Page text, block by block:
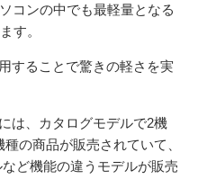
コンの中でも最軽量となる
す。
することで驚きの軽さを実
は、カタログモデルで2機
の商品が販売されていて、
ど機能の違うモデルが販売